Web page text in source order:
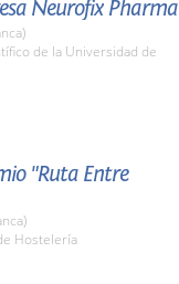
Neurofix Pharma
de la Universidad de
"Ruta Entre
Hostelería